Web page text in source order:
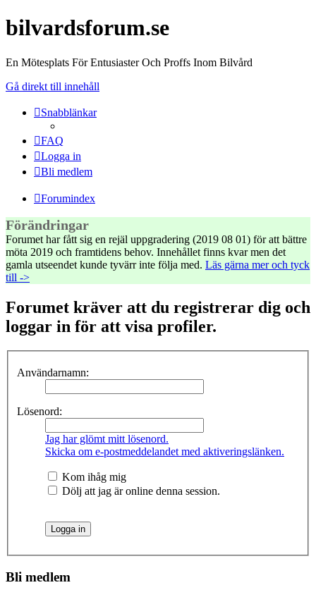
bilvardsforum.se
En Mötesplats För Entusiaster Och Proffs Inom Bilvård
Gå direkt till innehåll
Snabblänkar
FAQ
Logga in
Bli medlem
Forumindex
Förändringar
Forumet har fått sig en rejäl uppgradering (2019 08 01) för att bättre
möta 2019 och framtidens behov. Innehållet finns kvar men det
gamla utseendet kunde tyvärr inte följa med. Läs gärna mer och tyck
till ->
Forumet kräver att du registrerar dig och
loggar in för att visa profiler.
Användarnamn:
Lösenord:
Jag har glömt mitt lösenord.
Skicka om e-postmeddelandet med aktiveringslänken.
Kom ihåg mig
Dölj att jag är online denna session.
Bli medlem